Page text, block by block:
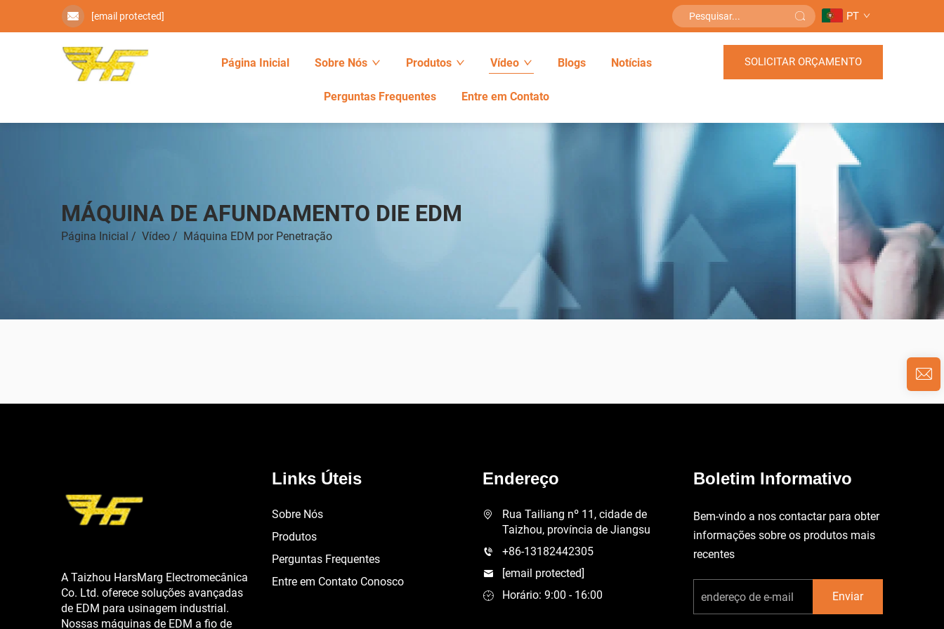
[email protected] PT
Página Inicial Sobre Nós Produtos Vídeo Blogs Notícias
Perguntas Frequentes Entre em Contato
SOLICITAR ORÇAMENTO
MÁQUINA DE AFUNDAMENTO DIE EDM
Página Inicial / Vídeo / Máquina EDM por Penetração
A Taizhou HarsMarg Electromecânica
Co. Ltd. oferece soluções avançadas
de EDM para usinagem industrial.
Nossas máquinas de EDM a fio de
Links Úteis
Sobre Nós
Produtos
Perguntas Frequentes
Entre em Contato Conosco
Endereço
Rua Tailiang nº 11, cidade de
Taizhou, província de Jiangsu
+86-13182442305
[email protected]
Horário: 9:00 - 16:00
Boletim Informativo
Bem-vindo a nos contactar para obter
informações sobre os produtos mais
recentes
Enviar